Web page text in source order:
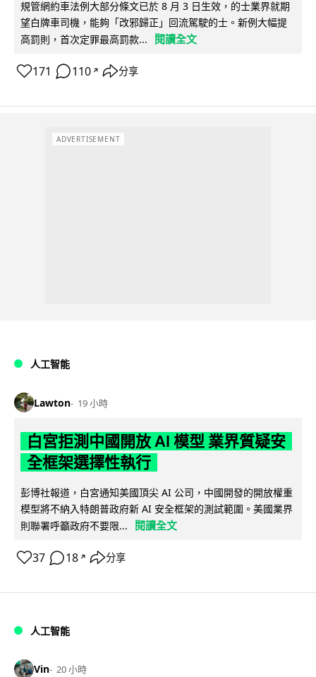
規管網約車法例大部分條文已於 8 月 3 日生效，的士業界就期
望白牌車司機，能夠「改邪歸正」回流駕駛的士。新例大幅提
高罰則，首次定罪最高罰款...
閱讀全文
171 110 ↗ 分享
ADVERTISEMENT
人工智能
Lawton 19 小時
白宮拒測中國開放 AI 模型 業界質疑安
全框架選擇性執行
彭博社報道，白宮通知美國頂尖 AI 公司，中國開發的開放權重
模型將不納入特朗普政府新 AI 安全框架的測試範圍。美國業界
則聯署呼籲政府不要限...
閱讀全文
37 18 ↗ 分享
人工智能
Vin 20 小時